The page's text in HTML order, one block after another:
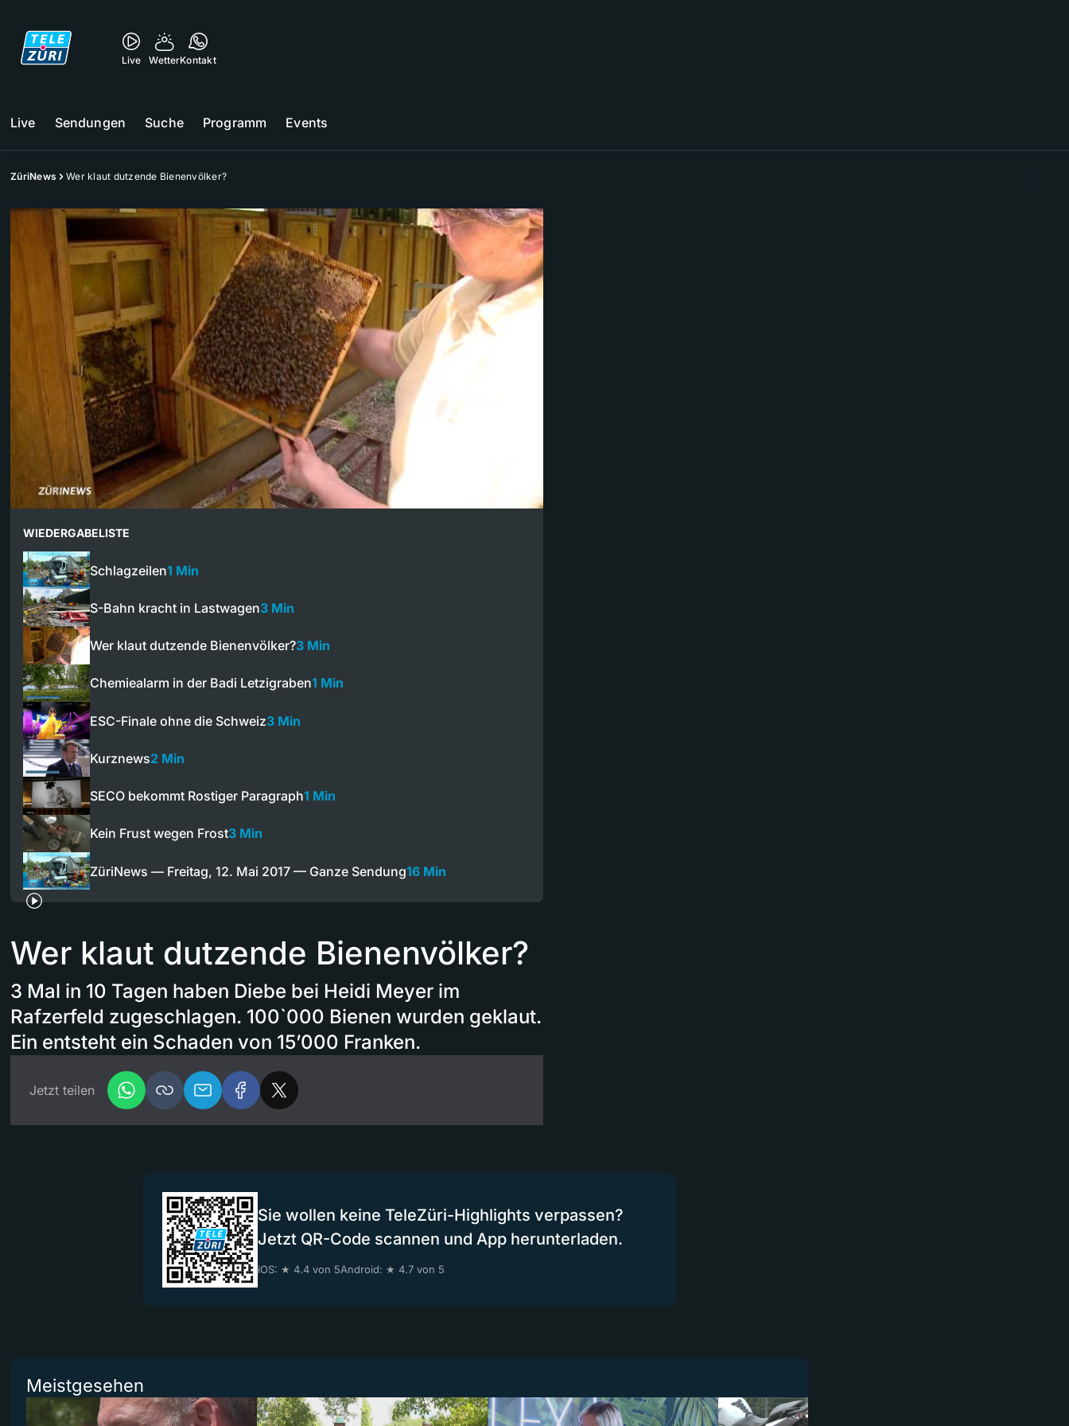
Live WetterKontakt
Live Sendungen Suche Programm Events
ZüriNews Wer klaut dutzende Bienenvölker?
WIEDERGABELISTE
Schlagzeilen1 Min
S-Bahn kracht in Lastwagen3 Min
Wer klaut dutzende Bienenvölker?3 Min
Chemiealarm in der Badi Letzigraben1 Min
ESC-Finale ohne die Schweiz3 Min
Kurznews2 Min
SECO bekommt Rostiger Paragraph1 Min
Kein Frust wegen Frost3 Min
ZüriNews — Freitag, 12. Mai 2017 — Ganze Sendung16 Min
Wer klaut dutzende Bienenvölker?
3 Mal in 10 Tagen haben Diebe bei Heidi Meyer im
Rafzerfeld zugeschlagen. 100`000 Bienen wurden geklaut.
Ein entsteht ein Schaden von 15’000 Franken.
Jetzt teilen
Sie wollen keine TeleZüri-Highlights verpassen?
Jetzt QR-Code scannen und App herunterladen.
iOS: ★ 4.4 von 5Android: ★ 4.7 von 5
Meistgesehen